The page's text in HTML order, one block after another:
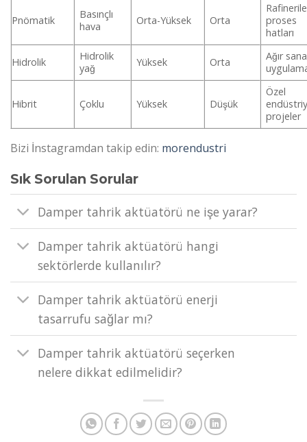
Pnömatik
Basınçlı
hava
Orta-Yüksek Orta
proses
hatları
Hidrolik
Hidrolik
yağ
Yüksek Orta
Ağır
Hibrit Çoklu Yüksek Düşük
Özel
projeler
Bizi İnstagramdan takip edin: morendustri
Sık Sorulan Sorular
Damper tahrik aktüatörü ne işe yarar?
Damper tahrik aktüatörü hangi
sektörlerde kullanılır?
Damper tahrik aktüatörü enerji
tasarrufu sağlar mı?
Damper tahrik aktüatörü seçerken
nelere dikkat edilmelidir?